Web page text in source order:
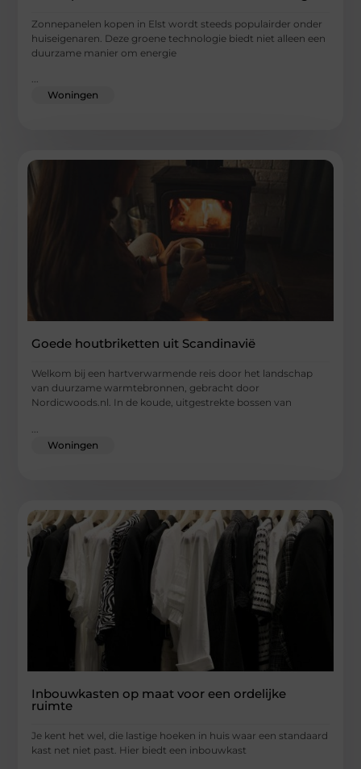
Zonnepanelen kopen in Elst wordt steeds populairder onder
huiseigenaren. Deze groene technologie biedt niet alleen een
duurzame manier om energie
...
Woningen
Goede houtbriketten uit Scandinavië
Welkom bij een hartverwarmende reis door het landschap
van duurzame warmtebronnen, gebracht door
Nordicwoods.nl. In de koude, uitgestrekte bossen van
Woningen
Inbouwkasten op maat voor een ordelijke
ruimte
Je kent het wel, die lastige hoeken in huis waar een standaard
kast net niet past. Hier biedt een inbouwkast